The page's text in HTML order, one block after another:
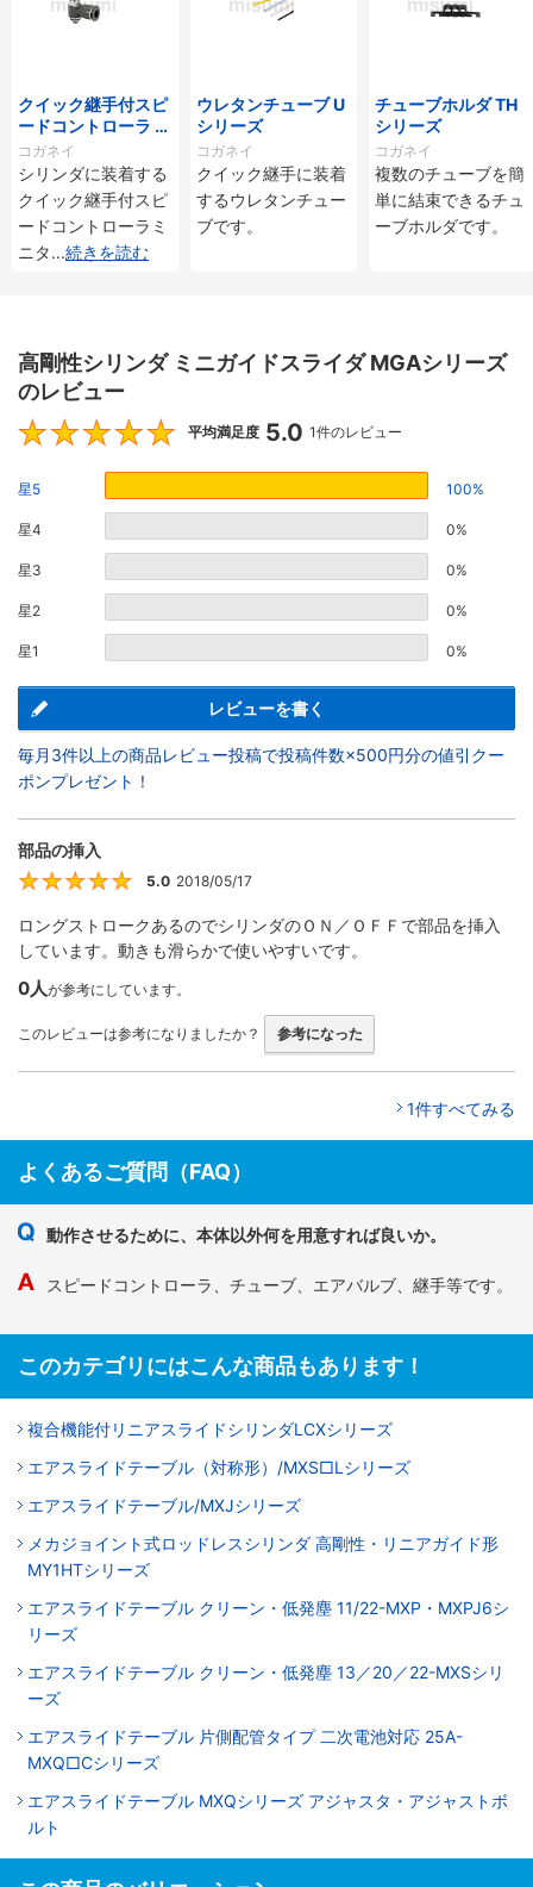
クイック継手付スピ
ードコントローラ ス
タンダードタイプ S
C□-M・SS□-Mシ
リーズ
コガネイ
シリンダに装着する
クイック継手付スピ
ードコントローラミ
ニタ...続きを読む
ウレタンチューブ U
シリーズ
コガネイ
クイック継手に装着
するウレタンチュー
ブです。
チューブホルダ TH
シリーズ
コガネイ
複数のチューブを簡
単に結束できるチュ
ーブホルダです。
高剛性シリンダ ミニガイドスライダ MGAシリーズ
のレビュー
5
平均満足度 5.0 1件のレビュー
星5 100%
星4 0%
星3 0%
星2 0%
星1 0%
レビューを書く
毎月3件以上の商品レビュー投稿で投稿件数×500円分の値引クー
ポンプレゼント！
部品の挿入
5.0 2018/05/17
ロングストロークあるのでシリンダのＯＮ／ＯＦＦで部品を挿入
しています。動きも滑らかで使いやすいです。
0人が参考にしています。
このレビューは参考になりましたか？ 参考になった
1件すべてみる
よくあるご質問（FAQ）
動作させるために、本体以外何を用意すれば良いか。
スピードコントローラ、チューブ、エアバルブ、継手等です。
このカテゴリにはこんな商品もあります！
複合機能付リニアスライドシリンダLCXシリーズ
エアスライドテーブル（対称形）/MXS□Lシリーズ
エアスライドテーブル/MXJシリーズ
メカジョイント式ロッドレスシリンダ 高剛性・リニアガイド形
MY1HTシリーズ
エアスライドテーブル クリーン・低発塵 11/22-MXP・MXPJ6シ
リーズ
エアスライドテーブル クリーン・低発塵 13／20／22-MXSシリ
ーズ
エアスライドテーブル 片側配管タイプ 二次電池対応 25A-
MXQ□Cシリーズ
エアスライドテーブル MXQシリーズ アジャスタ・アジャストボ
ルト